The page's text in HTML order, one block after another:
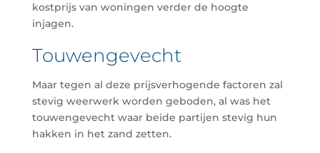
kostprijs van woningen verder de hoogte
injagen.
Touwengevecht
Maar tegen al deze prijsverhogende factoren zal
stevig weerwerk worden geboden, al was het
touwengevecht waar beide partijen stevig hun
hakken in het zand zetten.